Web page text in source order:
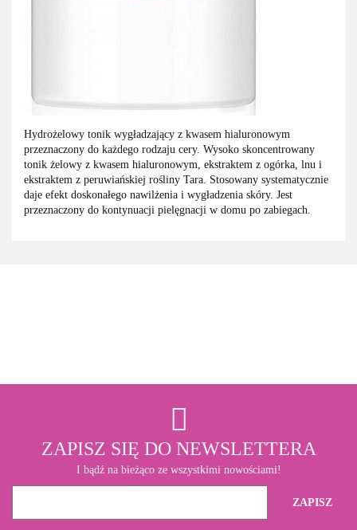
Hydrożelowy tonik wygładzający z kwasem hialuronowym
przeznaczony do każdego rodzaju cery. Wysoko skoncentrowany
tonik żelowy z kwasem hialuronowym, ekstraktem z ogórka, lnu i
ekstraktem z peruwiańskiej rośliny Tara. Stosowany systematycznie
daje efekt doskonałego nawilżenia i wygładzenia skóry. Jest
przeznaczony do kontynuacji pielęgnacji w domu po zabiegach.
ZAPISZ SIĘ DO NEWSLETTERA
I bądź na bieżąco ze wszystkimi nowościami!